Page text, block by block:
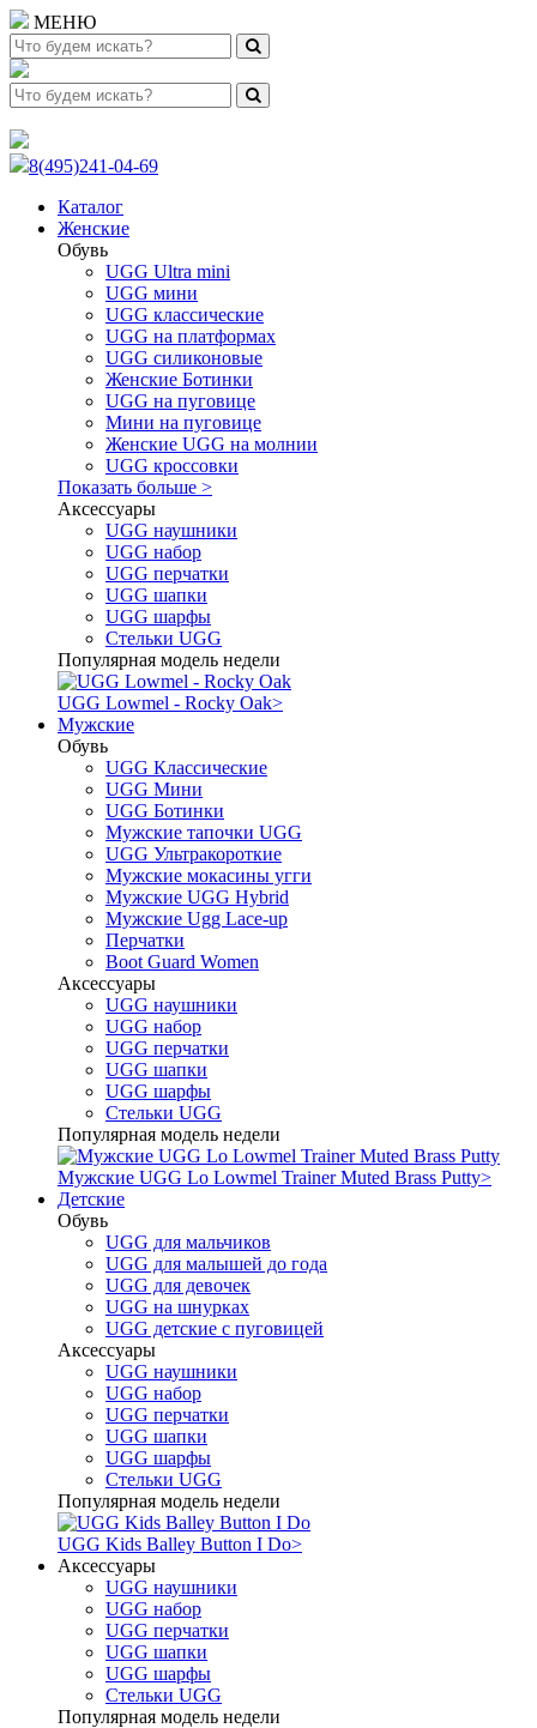
МЕНЮ
8(495)241-04-69
Каталог
Женские
Обувь
UGG Ultra mini
UGG мини
UGG классические
UGG на платформах
UGG силиконовые
Женские Ботинки
UGG на пуговице
Мини на пуговице
Женские UGG на молнии
UGG кроссовки
Показать больше >
Аксессуары
UGG наушники
UGG набор
UGG перчатки
UGG шапки
UGG шарфы
Стельки UGG
Популярная модель недели
UGG Lowmel - Rocky Oak>
Мужские
Обувь
UGG Классические
UGG Мини
UGG Ботинки
Мужские тапочки UGG
UGG Ультракороткие
Мужские мокасины угги
Мужские UGG Hybrid
Мужские Ugg Lace-up
Перчатки
Boot Guard Women
Аксессуары
UGG наушники
UGG набор
UGG перчатки
UGG шапки
UGG шарфы
Стельки UGG
Популярная модель недели
Мужские UGG Lo Lowmel Trainer Muted Brass Putty>
Детские
Обувь
UGG для мальчиков
UGG для малышей до года
UGG для девочек
UGG на шнурках
UGG детские с пуговицей
Аксессуары
UGG наушники
UGG набор
UGG перчатки
UGG шапки
UGG шарфы
Стельки UGG
Популярная модель недели
UGG Kids Balley Button I Do>
Аксессуары
UGG наушники
UGG набор
UGG перчатки
UGG шапки
UGG шарфы
Стельки UGG
Популярная модель недели